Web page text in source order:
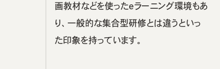
画教材などを使ったeラーニング環境もあ
り、一般的な集合型研修とは違うといっ
た印象を持っています。